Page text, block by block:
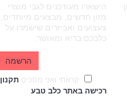
הישארו מעודכנים לגבי מוצרי
מזון חדשים, מבצעים מיוחדים,
צעצועים ואביזרים שישמרו על
כלבכם בריא ומאושר.
הרשמה
קראתי ואני מסכיםתקנון
רכישה באתר כלב טבע